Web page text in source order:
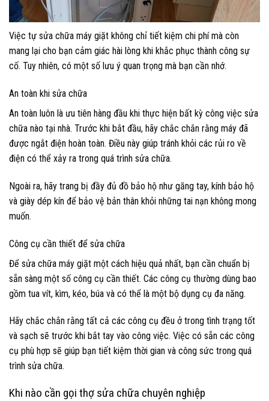
Việc tự sửa chữa máy giặt không chỉ tiết kiệm chi phí mà còn
mang lại cho bạn cảm giác hài lòng khi khắc phục thành công sự
cố. Tuy nhiên, có một số lưu ý quan trọng mà bạn cần nhớ.
An toàn khi sửa chữa
An toàn luôn là ưu tiên hàng đầu khi thực hiện bất kỳ công việc sửa
chữa nào tại nhà. Trước khi bắt đầu, hãy chắc chắn rằng máy đã
được ngắt điện hoàn toàn. Điều này giúp tránh khỏi các rủi ro về
điện có thể xảy ra trong quá trình sửa chữa.
Ngoài ra, hãy trang bị đầy đủ đồ bảo hộ như găng tay, kính bảo hộ
và giày dép kín để bảo vệ bản thân khỏi những tai nạn không mong
muốn.
Công cụ cần thiết để sửa chữa
Để sửa chữa máy giặt một cách hiệu quả nhất, bạn cần chuẩn bị
sẵn sàng một số công cụ cần thiết. Các công cụ thường dùng bao
gồm tua vít, kìm, kéo, búa và có thể là một bộ dụng cụ đa năng.
Hãy chắc chắn rằng tất cả các công cụ đều ở trong tình trạng tốt
và sạch sẽ trước khi bắt tay vào công việc. Việc có sẵn các công
cụ phù hợp sẽ giúp bạn tiết kiệm thời gian và công sức trong quá
trình sửa chữa.
Khi nào cần gọi thợ sửa chữa chuyên nghiệp